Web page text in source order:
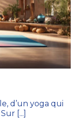
d’un yoga qui
[...]